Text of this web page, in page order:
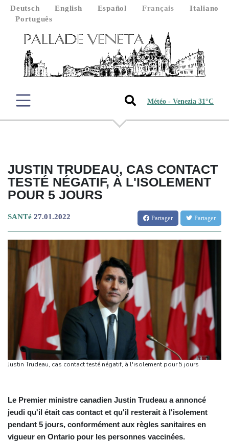
Deutsch English Español Français
Italiano
Português
Météo - Venezia 31°C
JUSTIN TRUDEAU, CAS CONTACT
TESTÉ NÉGATIF, À L'ISOLEMENT
POUR 5 JOURS
SANTé 27.01.2022 Partager Partager
Justin Trudeau, cas contact testé négatif, à l'isolement pour 5 jours
Le Premier ministre canadien Justin Trudeau a annoncé
jeudi qu'il était cas contact et qu'il resterait à l'isolement
pendant 5 jours, conformément aux règles sanitaires en
vigueur en Ontario pour les personnes vaccinées.